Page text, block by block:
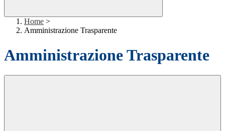
Home >
Amministrazione Trasparente
Amministrazione Trasparente